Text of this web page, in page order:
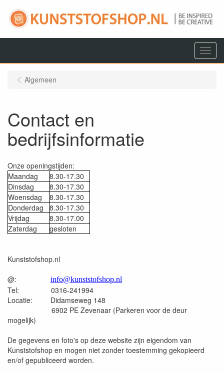
Menu
Algemeen
Contact en
bedrijfsinformatie
Onze openingstijden:
Maandag
8.30-17.30
Dinsdag
8.30-17.30
Woensdag
8.30-17.30
Donderdag
8.30-17.30
Vrijdag
8.30-17.00
Zaterdag
gesloten
Kunststofshop.nl
@: info@kunststofshop.nl
Tel: 0316-241994
Locatie: Didamseweg 148
6902 PE Zevenaar (Parkeren voor de deur
mogelijk)
De gegevens en foto's op deze website zijn eigendom van
Kunststofshop en mogen niet zonder toestemming gekopieerd
en/of gepubliceerd worden.